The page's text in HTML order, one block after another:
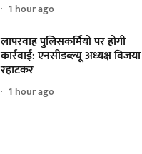
1 hour ago
लापरवाह पुलिसकर्मियों पर होगी
कार्रवाई: एनसीडब्ल्यू अध्यक्ष विजया
रहाटकर
1 hour ago